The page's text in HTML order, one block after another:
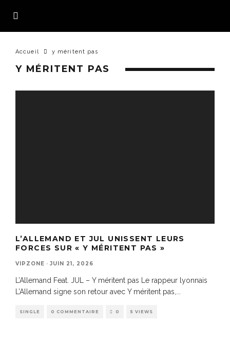
Accueil y méritent pas
Y MÉRITENT PAS
L’ALLEMAND ET JUL UNISSENT LEURS
FORCES SUR « Y MÉRITENT PAS »
VIPZONE · JUIN 21, 2026
L’Allemand Feat. JUL – Y méritent pas Le rappeur lyonnais
L’Allemand signe son retour avec Y méritent pas,
SINGLE 0 COMMENTAIRE 0 5 VIEWS